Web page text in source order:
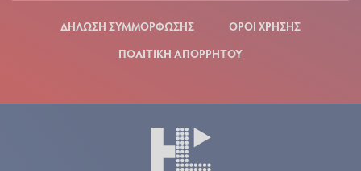
ΔΗΛΩΣΗ ΣΥΜΜΟΡΦΩΣΗΣ
ΟΡΟΙ ΧΡΗΣΗΣ
ΠΟΛΙΤΙΚΗ ΑΠΟΡΡΗΤΟΥ